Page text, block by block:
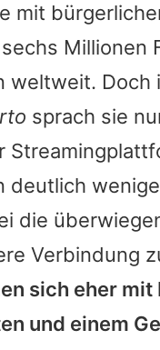
mit
Millionen
weltweit.
sprach sie
deutlich
die
Verbindung
sich eher
und einem